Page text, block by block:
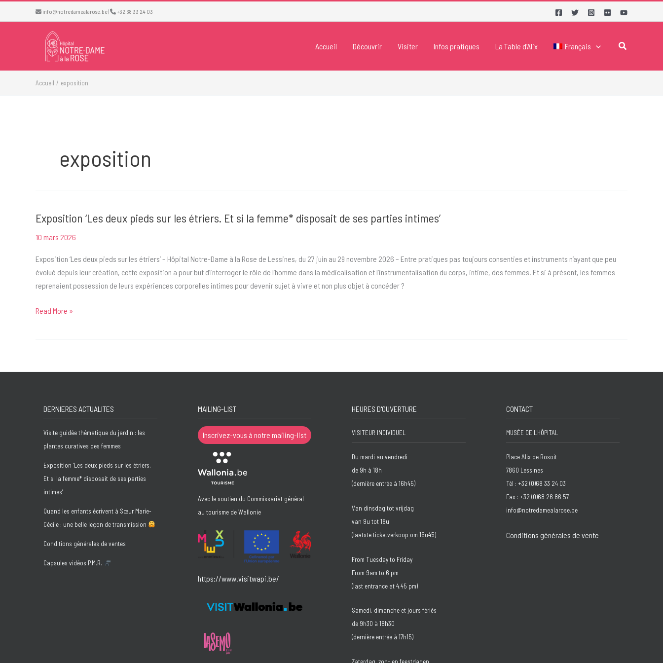
au
info@notredamealarose.be| +32 68 33 24 03
Accueil Découvrir Visiter Infos pratiques La Table d’Alix Français Rechercher
Accueil exposition
exposition
Exposition ‘Les deux pieds sur les étriers. Et si la femme* disposait de ses parties intimes’
10 mars 2026
Exposition ‘Les deux pieds sur les étriers’ – Hôpital Notre-Dame à la Rose de Lessines, du 27 juin au 29 novembre 2026 – Entre pratiques pas toujours consenties et instruments n’ayant que peu
évolué depuis leur création, cette exposition a pour but d’interroger le rôle de l’homme dans la médicalisation et l’instrumentalisation du corps, intime, des femmes. Et si à présent, les femmes
reprenaient possession de leurs expériences corporelles intimes pour devenir sujet à vivre et non plus objet à concéder ?
Exposition
femme*
ses
parties
intimes’
Read More »
DERNIERES ACTUALITES
Visite guidée thématique du jardin : les
plantes curatives des femmes
Exposition ‘Les deux pieds sur les étriers.
Et si la femme* disposait de ses parties
intimes’
Quand les enfants écrivent à Sœur Marie-
Cécile : une belle leçon de transmission
Conditions générales de ventes
Capsules vidéos P.M.R.
MAILING-LIST
Inscrivez-vous à notre mailing-list
Avec le soutien du Commissariat général
au tourisme de Wallonie
https://www.visitwapi.be/
HEURES D'OUVERTURE
VISITEUR INDIVIDUEL
Du mardi au vendredi
de 9h à 18h
(dernière entrée à 16h45)
Van dinsdag tot vrijdag
van 9u tot 18u
(laatste ticketverkoop om 16u45)
From Tuesday to Friday
From 9am to 6 pm
(last entrance at 4.45 pm)
Samedi, dimanche et jours fériés
de 9h30 à 18h30
(dernière entrée à 17h15)
CONTACT
MUSÉE DE L'HÔPITAL
Place Alix de Rosoit
7860 Lessines
Tél : +32 (0)68 33 24 03
Fax : +32 (0)68 26 86 57
info@notredamealarose.be
Conditions générales de vente